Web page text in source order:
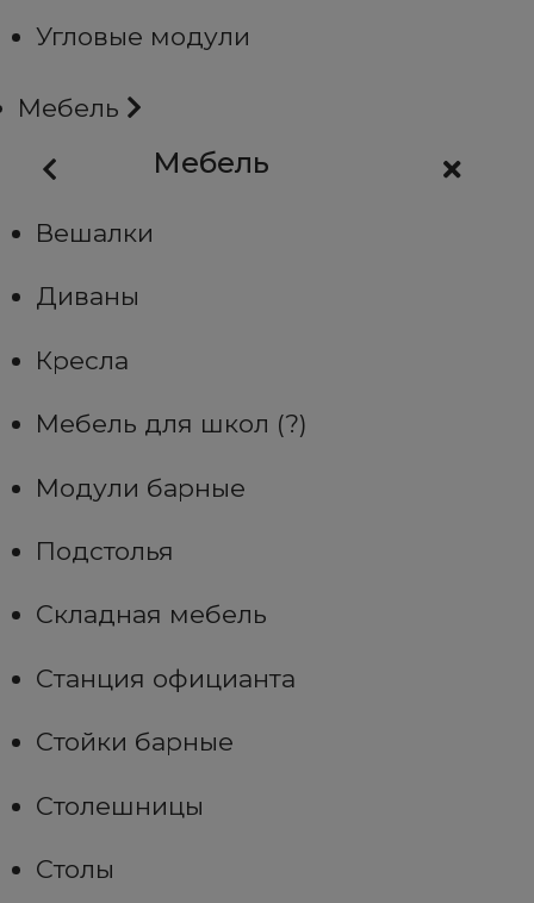
Угловые модули
Мебель
Мебель
Вешалки
Диваны
Кресла
Мебель для школ (?)
Модули барные
Подстолья
Складная мебель
Станция официанта
Стойки барные
Столешницы
Столы